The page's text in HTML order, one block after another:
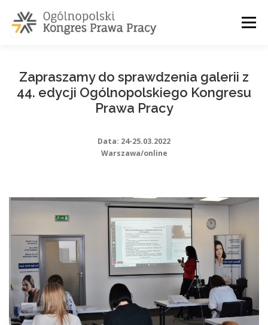
treści
Menu
Zapraszamy do sprawdzenia galerii z
44. edycji Ogólnopolskiego Kongresu
Prawa Pracy
Data: 24-25.03.2022
Warszawa/online